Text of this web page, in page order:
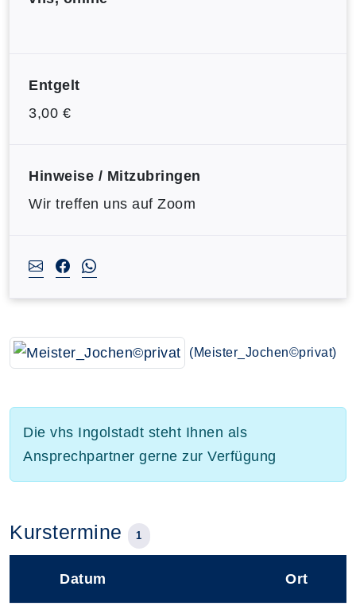
Entgelt
3,00 €
Hinweise / Mitzubringen
Wir treffen uns auf Zoom
(Meister_Jochen©privat)
Die vhs Ingolstadt steht Ihnen als
Ansprechpartner gerne zur Verfügung
Kurstermine 1
Datum Ort